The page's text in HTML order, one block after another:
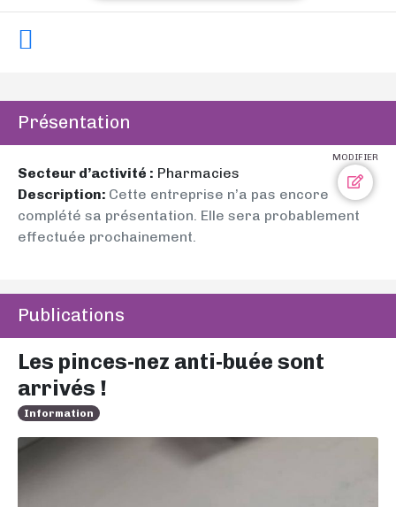
Présentation
MODIFIER
Secteur d’activité : Pharmacies
Description: Cette entreprise n’a pas encore
complété sa présentation. Elle sera probablement
effectuée prochainement.
Publications
Les pinces-nez anti-buée sont
arrivés !
Information